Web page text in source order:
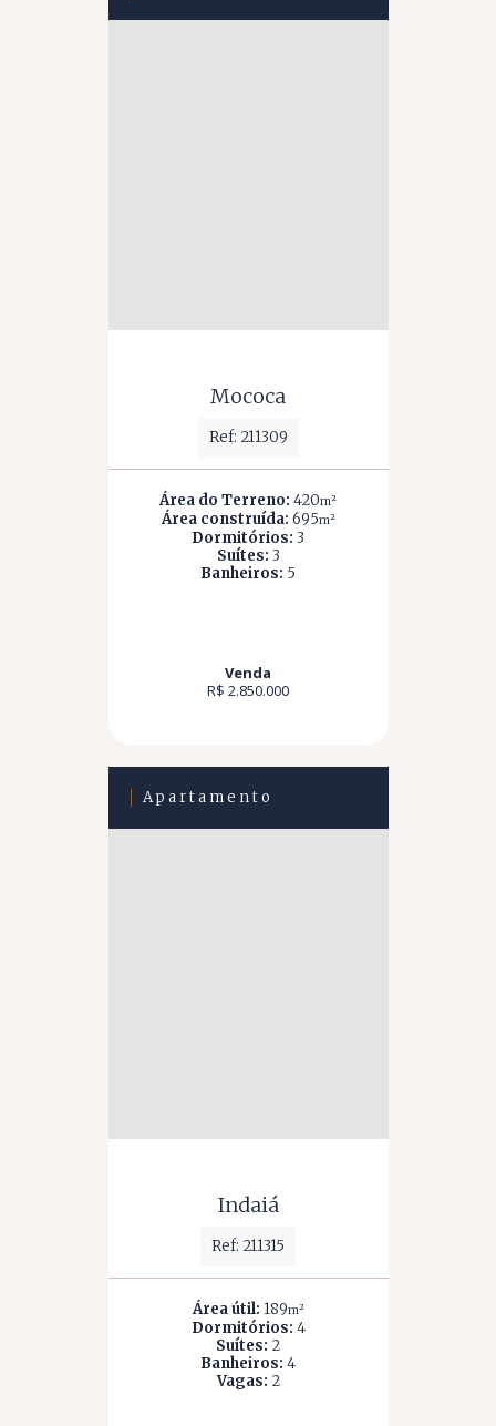
Mococa
Ref: 211309
Área do Terreno: 420m²
Área construída: 695m²
Dormitórios: 3
Suítes: 3
Banheiros: 5
Venda
R$ 2.850.000
Apartamento
Indaiá
Ref: 211315
Área útil: 189m²
Dormitórios: 4
Suítes: 2
Banheiros: 4
Vagas: 2